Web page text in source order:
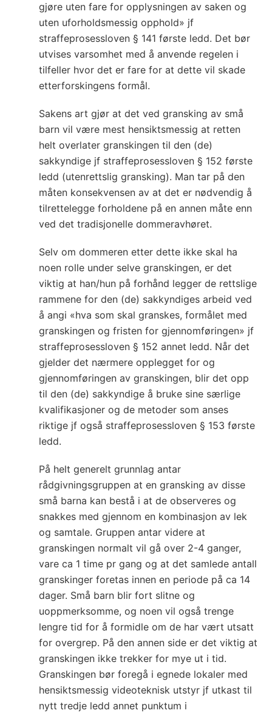
gjøre uten fare for opplysningen av saken og
uten uforholdsmessig opphold» jf
straffeprosessloven § 141 første ledd. Det bør
utvises varsomhet med å anvende regelen i
tilfeller hvor det er fare for at dette vil skade
etterforskingens formål.
Sakens art gjør at det ved gransking av små
barn vil være mest hensiktsmessig at retten
helt overlater granskingen til den (de)
sakkyndige jf straffeprosessloven § 152 første
ledd (utenrettslig gransking). Man tar på den
måten konsekvensen av at det er nødvendig å
tilrettelegge forholdene på en annen måte enn
ved det tradisjonelle dommeravhøret.
Selv om dommeren etter dette ikke skal ha
noen rolle under selve granskingen, er det
viktig at han/hun på forhånd legger de rettslige
rammene for den (de) sakkyndiges arbeid ved
å angi «hva som skal granskes, formålet med
granskingen og fristen for gjennomføringen» jf
straffeprosessloven § 152 annet ledd. Når det
gjelder det nærmere opplegget for og
gjennomføringen av granskingen, blir det opp
til den (de) sakkyndige å bruke sine særlige
kvalifikasjoner og de metoder som anses
riktige jf også straffeprosessloven § 153 første
ledd.
På helt generelt grunnlag antar
rådgivningsgruppen at en gransking av disse
små barna kan bestå i at de observeres og
snakkes med gjennom en kombinasjon av lek
og samtale. Gruppen antar videre at
granskingen normalt vil gå over 2-4 ganger,
vare ca 1 time pr gang og at det samlede antall
granskinger foretas innen en periode på ca 14
dager. Små barn blir fort slitne og
uoppmerksomme, og noen vil også trenge
lengre tid for å formidle om de har vært utsatt
for overgrep. På den annen side er det viktig at
granskingen ikke trekker for mye ut i tid.
Granskingen bør foregå i egnede lokaler med
hensiktsmessig videoteknisk utstyr jf utkast til
nytt tredje ledd annet punktum i